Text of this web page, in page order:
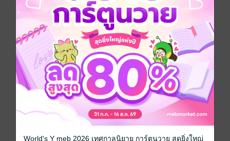
World's Y meb 2026 เทศกาลนิยาย การ์ตูนวาย สุดยิ่งใหญ่